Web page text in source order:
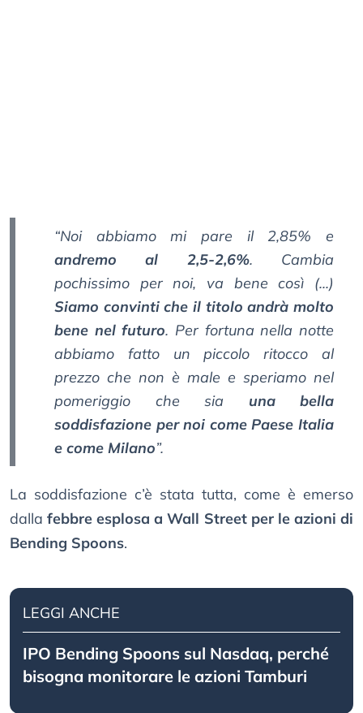
“Noi abbiamo mi pare il 2,85% e
andremo al 2,5-2,6%. Cambia
pochissimo per noi, va bene così (...)
Siamo convinti che il titolo andrà molto
bene nel futuro. Per fortuna nella notte
abbiamo fatto un piccolo ritocco al
prezzo che non è male e speriamo nel
pomeriggio che sia una bella
soddisfazione per noi come Paese Italia
e come Milano”.
La soddisfazione c’è stata tutta, come è emerso
dallafebbre esplosa a Wall Street per le azioni di
Bending Spoons.
LEGGI ANCHE
IPO Bending Spoons sul Nasdaq, perché
bisogna monitorare le azioni Tamburi